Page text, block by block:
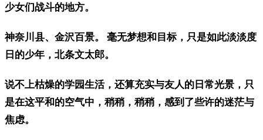
少女们战斗的地方。
神奈川县、金沢百景。 毫无梦想和目标，只是如此淡淡度
日的少年，北条文太郎。
说不上枯燥的学园生活，还算充实与友人的日常光景，只
是在这平和的空气中，稍稍，稍稍，感到了些许的迷茫与
焦虑。